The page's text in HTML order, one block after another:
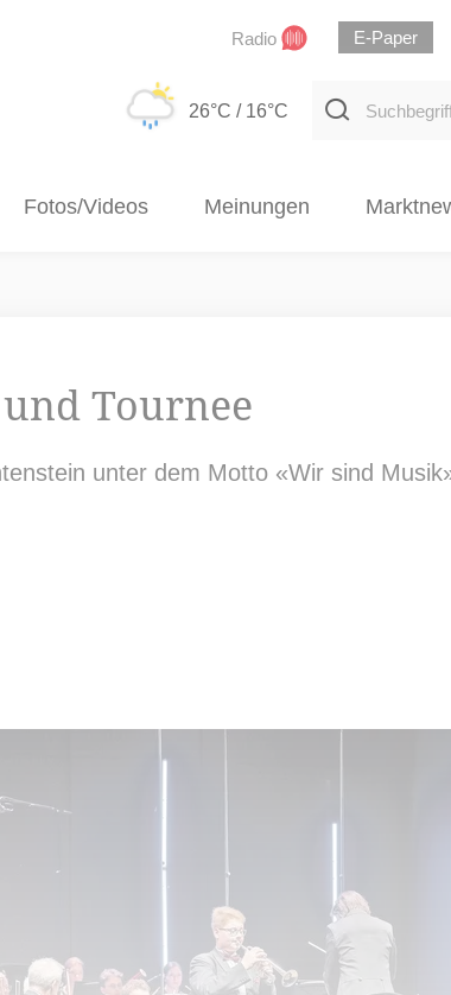
Radio E-Paper
26°C / 16°C
Suchbegriff
Fotos/Videos Meinungen
Tournee
unter dem Motto «Wir sind